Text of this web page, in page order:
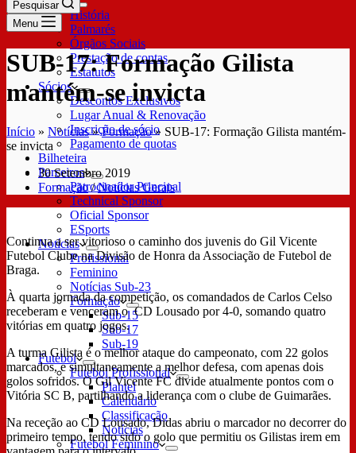
História
Palmarés
Órgãos Sociais
Prestação de contas
Estatutos
Sócios
Descontos Exclusivos
Lugar Anual & Renovação
Inscrição de sócio
Pagamento de quotas
Bilheteira
Parceiros
Patrocinador Principal
Technical Sponsor
Oficial Sponsor
ESports
Notícias
Profissional
Feminino
Notícias Sub-23
Formação
Sub-15
Sub-17
Sub-19
Futebol
Futebol Profissional
Plantel
Calendário
Classificação
Notícias
Futebol Feminino
Pesquisar
Menu
SUB-17: Formação Gilista
mantém-se invicta
Início » Notícias»Formação» SUB-17: Formação Gilista mantém-
se invicta
30 Setembro 2019
Formação/Notícias Gerais
Continua a ser vitorioso o caminho dos juvenis do Gil Vicente
Futebol Clube na Divisão de Honra da Associação de Futebol de
Braga.
À quarta jornada da competição, os comandados de Carlos Celso
receberam e venceram o CD Lousado por 4-0, somando quatro
vitórias em quatro jogos.
A turma Gilista é o melhor ataque do campeonato, com 22 golos
marcados, e simultaneamente a melhor defesa, com apenas dois
golos sofridos. O Gil Vicente FC divide atualmente pontos com o
Vitória SC B, partilhando a liderança com o clube de Guimarães.
Na receção ao CD Lousado, Didas abriu o marcador no decorrer do
primeiro tempo, tendo sido o golo que permitiu os Gilistas irem em